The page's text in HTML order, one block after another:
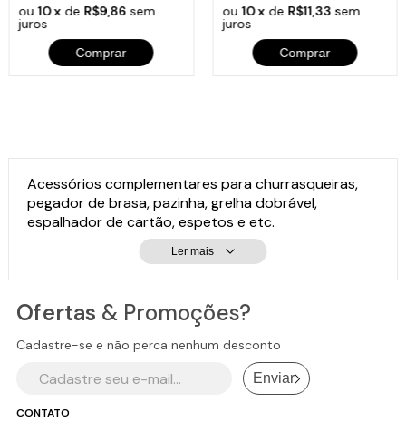
ou10 x de R$9,86 sem
juros
Comprar
ou 10 x de R$11,33 sem
juros
Comprar
Acessórios complementares para churrasqueiras,
pegador de brasa, pazinha, grelha dobrável,
espalhador de cartão, espetos e etc.
Ler mais
CONTATO
Ofertas & Promoções?
Cadastre-se e não perca nenhum desconto
Enviar